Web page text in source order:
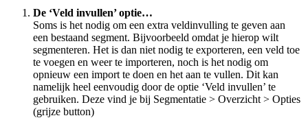
De ‘Veld invullen’ optie…
Soms is het nodig om een extra veldinvulling te geven aan
een bestaand segment. Bijvoorbeeld omdat je hierop wilt
segmenteren. Het is dan niet nodig te exporteren, een veld toe
te voegen en weer te importeren, noch is het nodig om
opnieuw een import te doen en het aan te vullen. Dit kan
namelijk heel eenvoudig door de optie ‘Veld invullen’ te
gebruiken. Deze vind je bij Segmentatie > Overzicht > Opties
(grijze button)